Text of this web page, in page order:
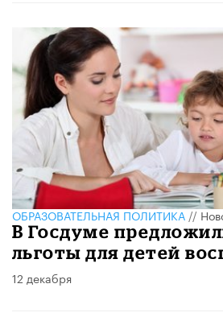
ОБРАЗОВАТЕЛЬНАЯ ПОЛИТИКА//
В Госдуме
льготы для детей
12 декабря